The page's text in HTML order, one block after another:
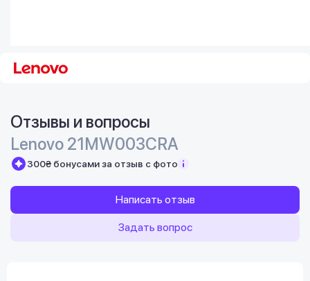
Отзывы и вопросы
Lenovo 21MW003CRA
300₴ бонусами за отзыв с фото
Написать отзыв
Задать вопрос